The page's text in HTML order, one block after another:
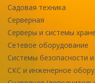
Садовая техника
Серверная
Серверы и системы
Сетевое оборудование
Системы безопасности
СКС и инженерное